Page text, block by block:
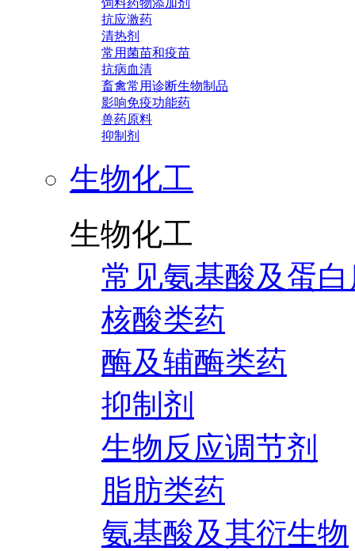
饲料药物添加剂
抗应激药
清热剂
常用菌苗和疫苗
抗病血清
畜禽常用诊断生物制品
影响免疫功能药
兽药原料
抑制剂
生物化工
生物化工
常见氨基酸及蛋
核酸类药
酶及辅酶类药
抑制剂
生物反应调节剂
脂肪类药
氨基酸及其衍生物